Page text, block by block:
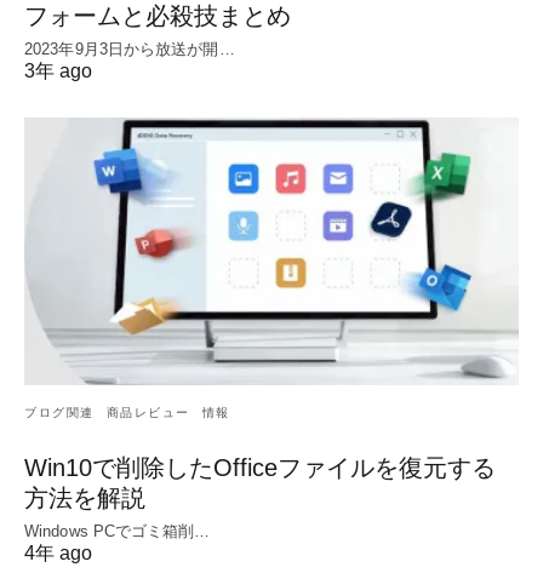
フォームと必殺技まとめ
2023年9月3日から放送が開…
3年 ago
ブログ関連 商品レビュー 情報
Win10で削除したOfficeファイルを復元する
方法を解説
Windows PCでゴミ箱削…
4年 ago